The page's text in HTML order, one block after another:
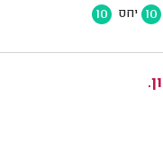
10 יחס 10